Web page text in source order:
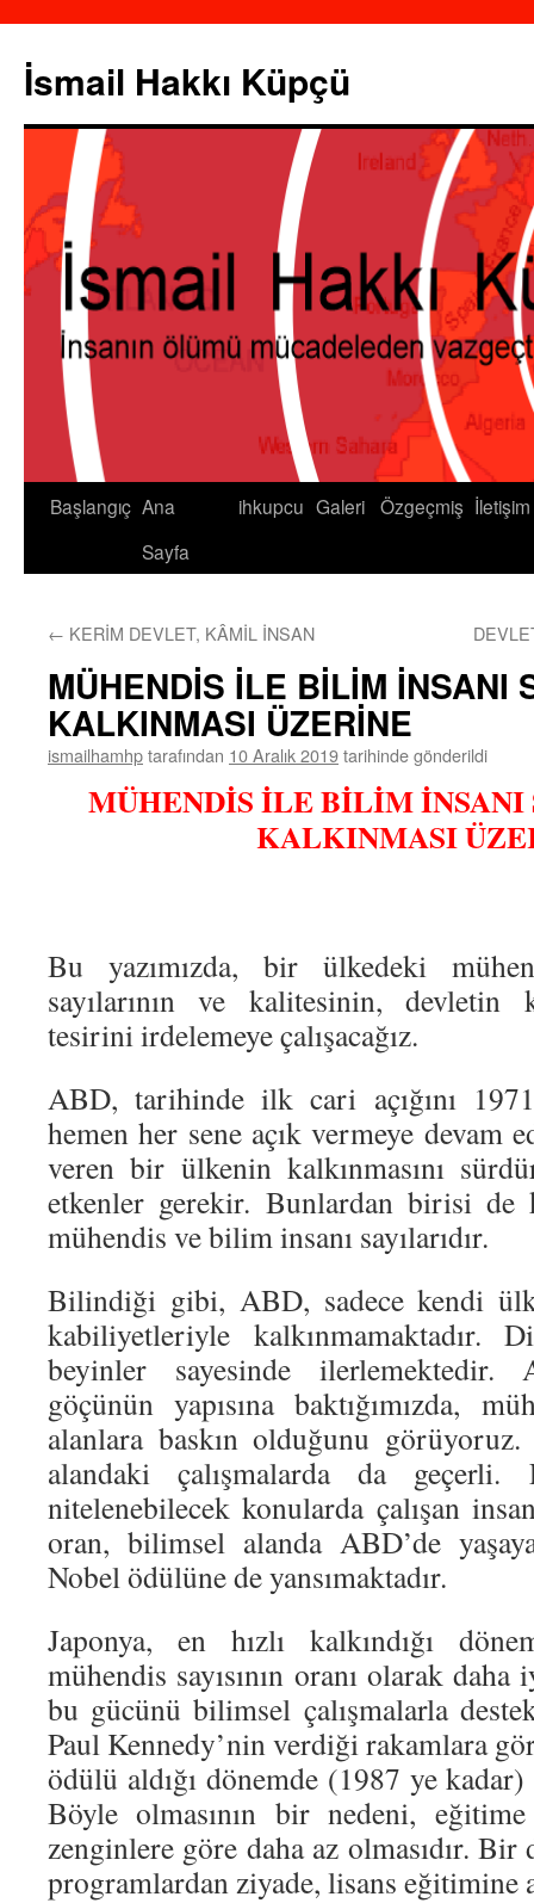
İsmail Hakkı Küpçü
Başlangıç Ana
Sayfa
ihkupcu Galeri Özgeçmiş İletişim
← KERİM DEVLET, KÂMİL İNSAN
MÜHENDİS İLE BİLİM İNSANI
KALKINMASI ÜZERİNE
ismailhamhptarafından 10 Aralık 2019tarihinde gönderildi
MÜHENDİS İLE BİLİM İNSANI
KALKINMASI
Bu yazımızda, bir ülkedeki
sayılarının ve kalitesinin, devletin
tesirini irdelemeye çalışacağız.
ABD, tarihinde ilk cari açığını
hemen her sene açık vermeye devam
veren bir ülkenin kalkınmasını
etkenler gerekir. Bunlardan birisi
mühendis ve bilim insanı sayılarıdır.
Bilindiği gibi, ABD, sadece kendi
kabiliyetleriyle kalkınmamaktadır.
beyinler sayesinde ilerlemektedir.
göçünün yapısına baktığımızda,
alanlara baskın olduğunu
alandaki çalışmalarda da
nitelenebilecek konularda çalışan
oran, bilimsel alanda ABD’de
Nobel ödülüne de yansımaktadır.
Japonya, en hızlı kalkındığı
mühendis sayısının oranı olarak
bu gücünü bilimsel çalışmalarla
Paul Kennedy’nin verdiği rakamlara
ödülü aldığı dönemde (1987 ye
Böyle olmasının bir nedeni, eğitime
zenginlere göre daha az olmasıdır.
programlardan ziyade, lisans eğitimine